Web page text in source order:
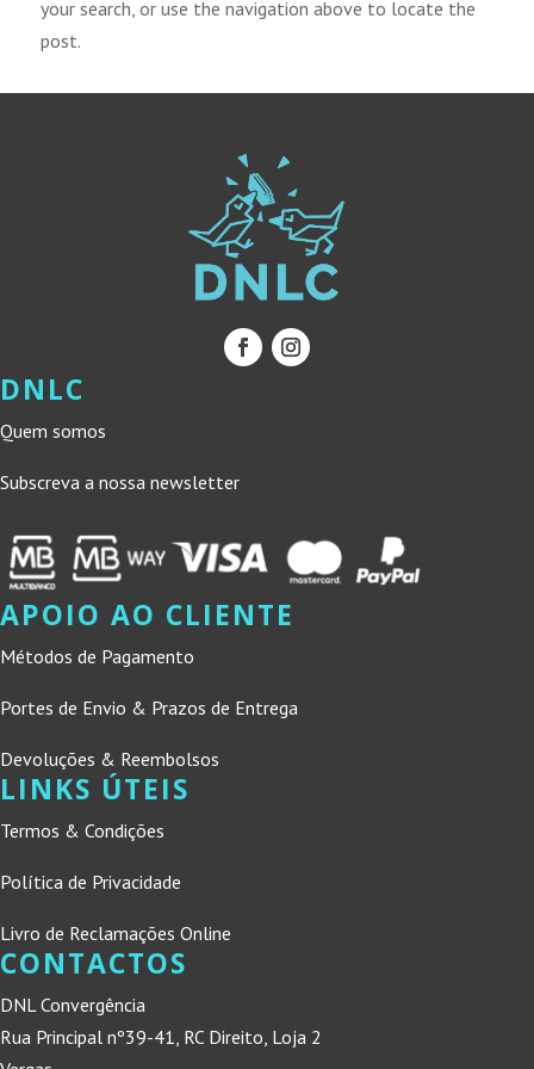
your search, or use the navigation above to locate the
post.
DNLC
Quem somos
Subscreva a nossa newsletter
APOIO AO CLIENTE
Métodos de Pagamento
Portes de Envio & Prazos de Entrega
Devoluções & Reembolsos
LINKS ÚTEIS
Termos & Condições
Política de Privacidade
Livro de Reclamações Online
CONTACTOS
DNL Convergência
Rua Principal nº39-41, RC Direito, Loja 2